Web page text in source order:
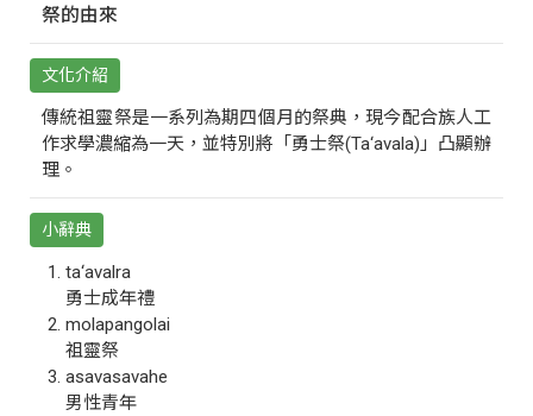
祭的由來
文化介紹
傳統祖靈祭是一系列為期四個月的祭典，現今配合族人工
作求學濃縮為一天，並特別將「勇士祭(Ta‘avala)」凸顯辦
理。
小辭典
ta‘avalra
勇士成年禮
molapangolai
祖靈祭
asavasavahe
男性青年